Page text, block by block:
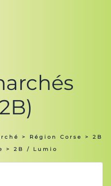
> Région Corse > 2B
> 2B / Lumio